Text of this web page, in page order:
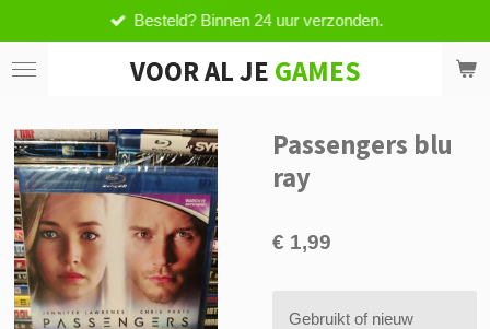
direct
naar
VOOR AL JE GAMES
Besteld? Binnen 24 uur verzonden.
Passengers blu
ray
€ 1,99
Gebruikt of nieuw